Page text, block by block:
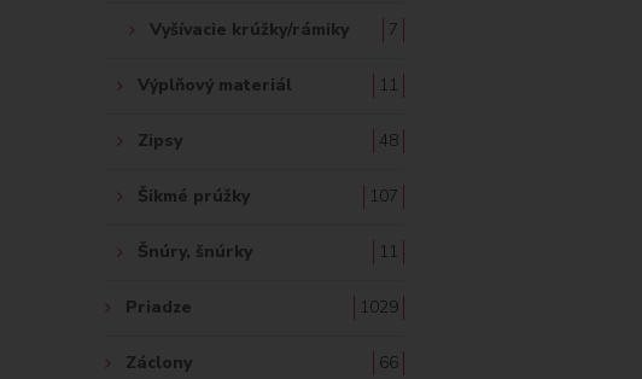
Vyšívacie krúžky/rámiky 7
Výplňový materiál 11
Zipsy 48
Šikmé prúžky 107
Šnúry, šnúrky 11
Priadze 1029
Záclony 66